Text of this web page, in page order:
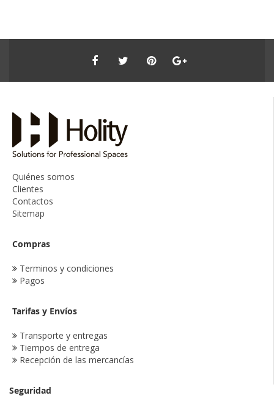
Quiénes somos
Clientes
Contactos
Sitemap
Compras
Terminos y condiciones
Pagos
Tarifas y Envíos
Transporte y entregas
Tiempos de entrega
Recepción de las mercancías
Seguridad